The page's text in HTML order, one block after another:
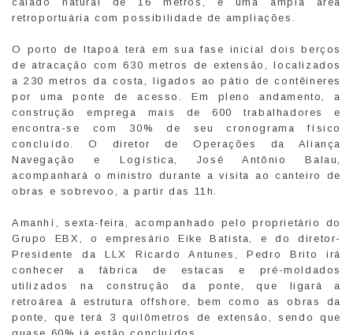
retroportuária com possibilidade de ampliações.
O porto de Itapoá terá em sua fase inicial dois berços
de atracação com 630 metros de extensão, localizados
a 230 metros da costa, ligados ao pátio de contêineres
por uma ponte de acesso. Em pleno andamento, a
construção emprega mais de 600 trabalhadores e
encontra-se com 30% de seu cronograma físico
concluído. O diretor de Operações da Aliança
Navegação e Logística, José Antônio Balau,
acompanhará o ministro durante a visita ao canteiro de
obras e sobrevoo, a partir das 11h.
Amanhí, sexta-feira, acompanhado pelo proprietário do
Grupo EBX, o empresário Eike Batista, e do diretor-
Presidente da LLX Ricardo Antunes, Pedro Brito irá
conhecer a fábrica de estacas e pré-moldados
utilizados na construção da ponte, que ligará a
retroárea à estrutura offshore, bem como as obras da
ponte, que terá 3 quilômetros de extensão, sendo que